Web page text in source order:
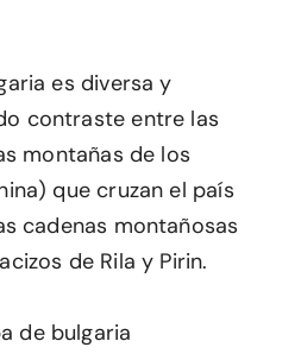
es diversa y
contraste entre las
montañas de los
que cruzan el país
cadenas montañosas
de Rila y Pirin.